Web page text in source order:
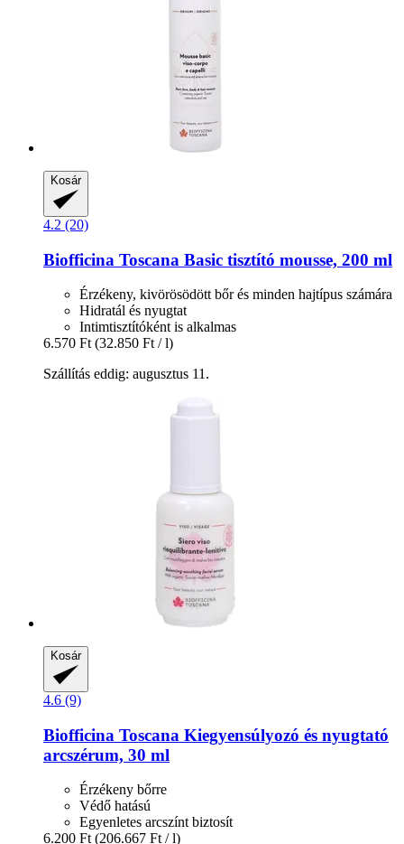
Kosár
4.2 (20)
Biofficina Toscana Basic tisztító mousse, 200 ml
Érzékeny, kivörösödött bőr és minden hajtípus számára
Hidratál és nyugtat
Intimtisztítóként is alkalmas
6.570 Ft (32.850 Ft / l)
Szállítás eddig: augusztus 11.
Kosár
4.6 (9)
Biofficina Toscana Kiegyensúlyozó és nyugtató
arcszérum, 30 ml
Érzékeny bőrre
Védő hatású
Egyenletes arcszínt biztosít
6.200 Ft (206.667 Ft / l)